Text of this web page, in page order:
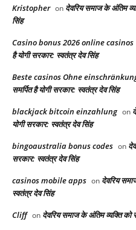
Kristopher on देवरिय समाज के अंतिम
सिंह
Casino bonus 2026 online casinos
है योगी सरकार: स्वतंत्र देव सिंह
Beste casinos Ohne
समर्पित है योगी सरकार: स्वतंत्र देव सिंह
blackjack bitcoin einzahlung on
योगी सरकार: स्वतंत्र देव सिंह
bingoaustralia bonus codes on
सरकार: स्वतंत्र देव सिंह
casinos mobile apps on देवरिय
स्वतंत्र देव सिंह
Cliff on देवरिय समाज के अंतिम व्यक्ति को